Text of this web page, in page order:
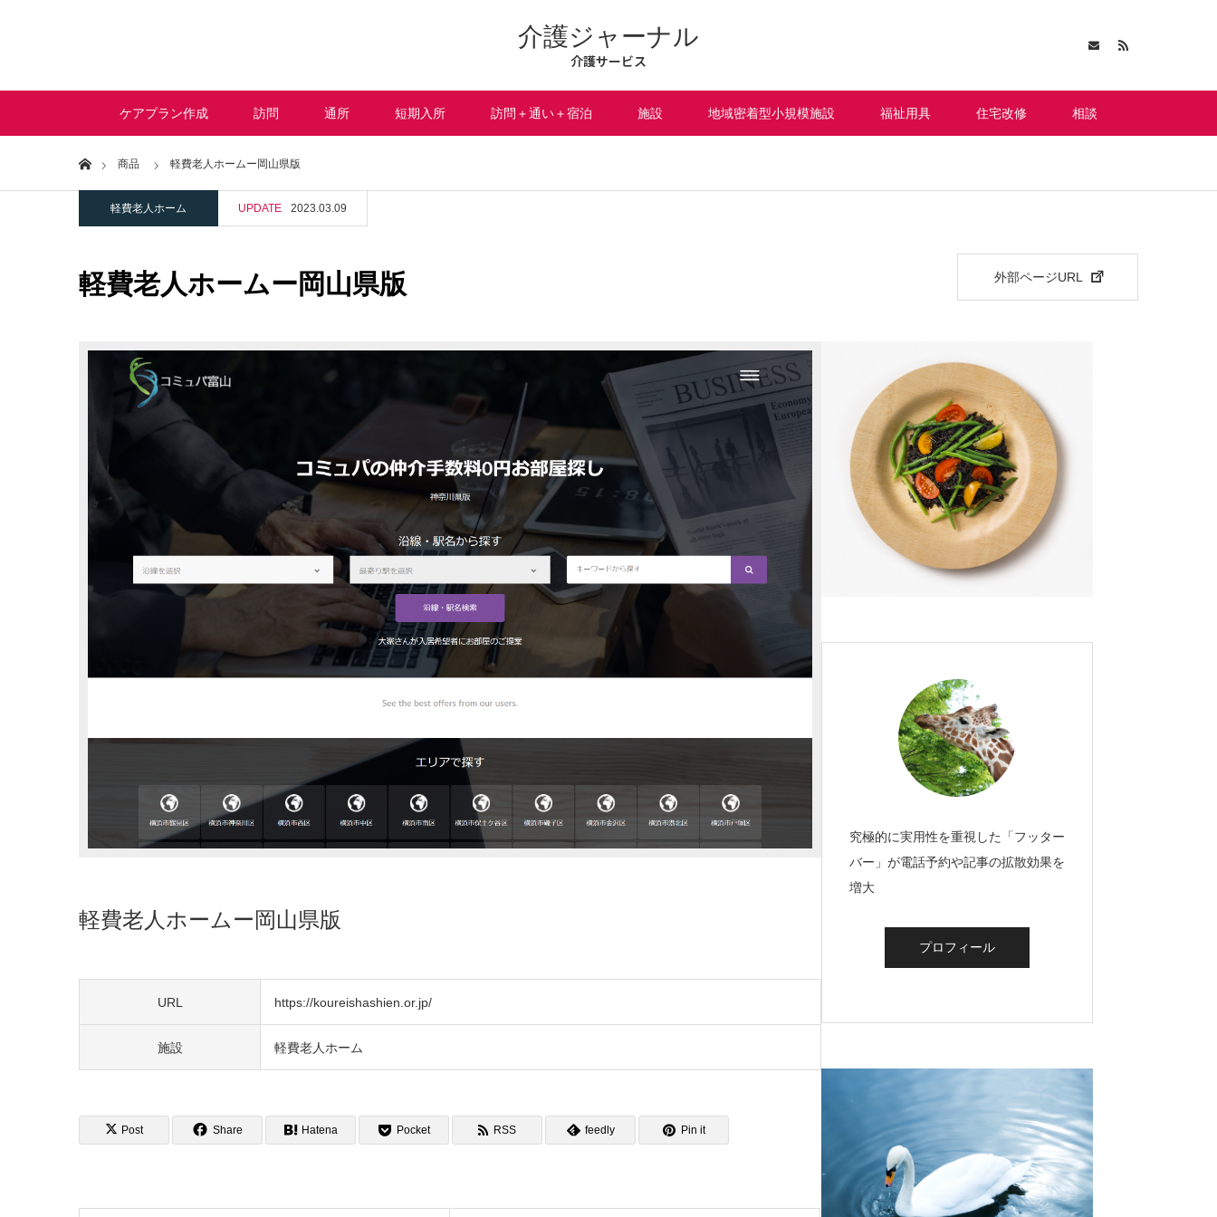
介護ジャーナル
介護サービス
ケアプラン作成 訪問 通所 短期入所 訪問＋通い＋宿泊 施設 地域密着型小規模施設 福祉用具 住宅改修 相談
Home商品 軽費老人ホームー岡山県版
軽費老人ホーム UPDATE 2023.03.09
軽費老人ホームー岡山県版 外部ページURL
軽費老人ホームー岡山県版
URL https://koureishashien.or.jp/
施設 軽費老人ホーム
Post Share Hatena Pocket RSS feedly Pin it
究極的に実用性を重視した「フッター
バー」が電話予約や記事の拡散効果を
増大
プロフィール